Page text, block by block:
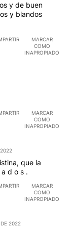
y de buen
y blandos
MARCAR
COMO
INAPROPIADO
MARCAR
COMO
INAPROPIADO
2022
que la
d o s .
MARCAR
COMO
INAPROPIADO
DE 2022